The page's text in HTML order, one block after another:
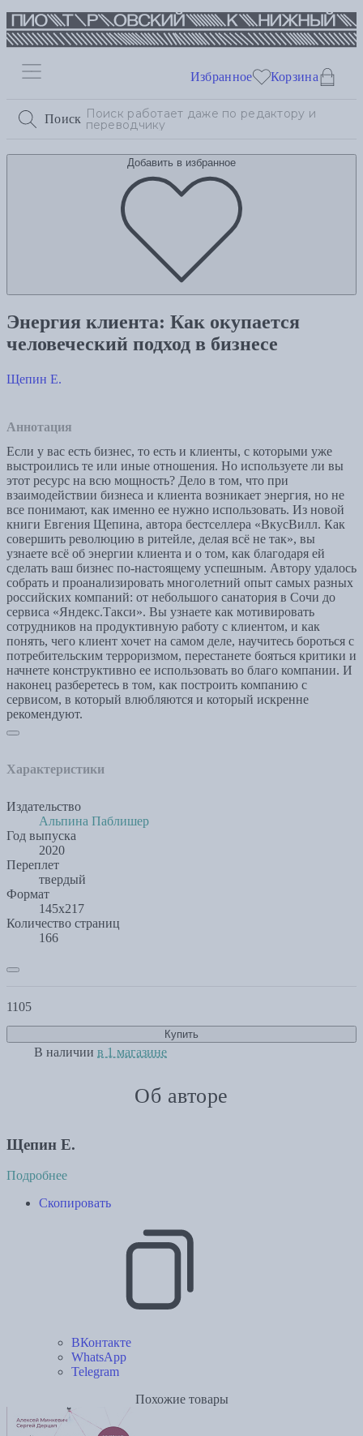
Поиск
Избранное Корзина
Добавить в избранное
Энергия клиента: Как окупается
человеческий подход в бизнесе
Щепин Е.
Аннотация
Если у вас есть бизнес, то есть и клиенты, с которыми уже
выстроились те или иные отношения. Но используете ли вы
этот ресурс на всю мощность? Дело в том, что при
взаимодействии бизнеса и клиента возникает энергия, но не
все понимают, как именно ее нужно использовать. Из новой
книги Евгения Щепина, автора бестселлера «ВкусВилл. Как
совершить революцию в ритейле, делая всё не так», вы
узнаете всё об энергии клиента и о том, как благодаря ей
сделать ваш бизнес по-настоящему успешным. Автору удалось
собрать и проанализировать многолетний опыт самых разных
российских компаний: от небольшого санатория в Сочи до
сервиса «Яндекс.Такси». Вы узнаете как мотивировать
сотрудников на продуктивную работу с клиентом, и как
понять, чего клиент хочет на самом деле, научитесь бороться с
потребительским терроризмом, перестанете бояться критики и
начнете конструктивно ее использовать во благо компании. И
наконец разберетесь в том, как построить компанию с
сервисом, в который влюбляются и который искренне
рекомендуют.
Характеристики
Издательство
Альпина Паблишер
Год выпуска
2020
Переплет
твердый
Формат
145х217
Количество страниц
166
1105
Купить
В наличии в 1 магазине
Об авторе
Щепин Е.
Подробнее
Скопировать
ВКонтакте
WhatsApp
Telegram
Похожие товары